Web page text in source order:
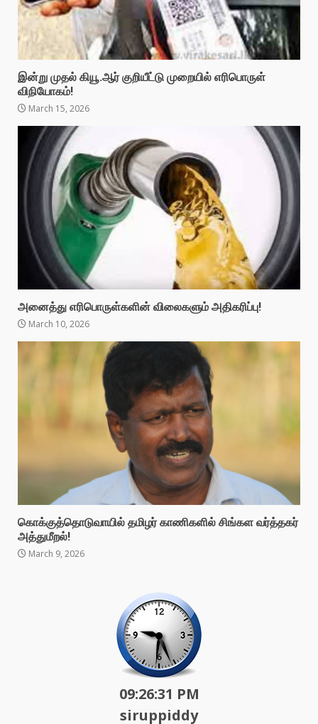
இன்று முதல் கியூ.ஆர் குறியீட்டு முறையில் எரிபொருள்
விநியோகம்!
March 15, 2026
அனைத்து எரிபொருள்களின் விலைகளும் அதிகரிப்பு!
March 10, 2026
கொக்குத்தொடுவாயில் தமிழர் காணிகளில் சிங்கள வர்த்தகர்
அத்துமீறல்!
March 9, 2026
09:26:33 PM
siruppiddy